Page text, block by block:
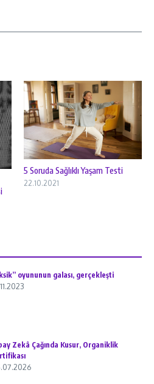
5 Soruda Sağlıklı Yaşam Testi
22.10.2021
oyununun galası, gerçekleşti
Zekâ Çağında Kusur, Organiklik